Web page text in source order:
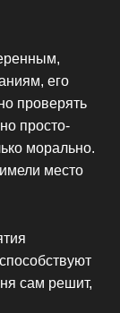
его
проверять
просто-
морально.
место
сам решит,